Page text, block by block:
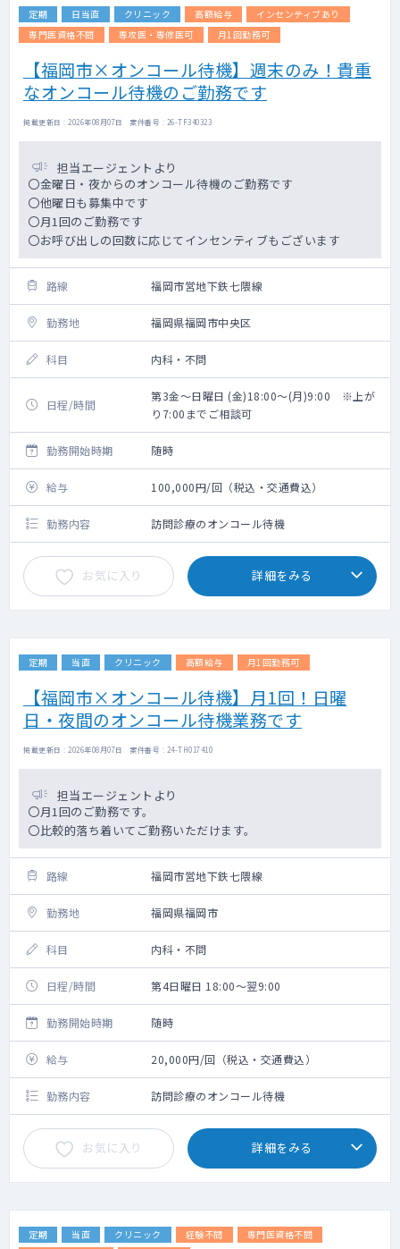
定期 日当直 クリニック 高額給与
インセンティブあり
専門医資格不問
専攻医・専修医可 月1回勤務可
【福岡市×オンコール待機】週末のみ！貴重
なオンコール待機のご勤務です
掲載更新日 : 2026年08月07日 案件番号 : 26-TF340323
担当エージェントより
〇金曜日・夜からのオンコール待機のご勤務です
〇他曜日も募集中です
〇月1回のご勤務です
〇お呼び出しの回数に応じてインセンティブもございます
路線 福岡市営地下鉄七隈線
勤務地 福岡県福岡市中央区
科目 内科・不問
日程/時間
第3金～日曜日 (金)18:00～(月)9:00 ※上が
り7:00までご相談可
勤務開始時期 随時
給与 100,000円/回（税込・交通費込）
勤務内容 訪問診療のオンコール待機
お気に入り 詳細をみる
定期 当直 クリニック 高額給与 月1回勤務可
【福岡市×オンコール待機】月1回！日曜
日・夜間のオンコール待機業務です
掲載更新日 : 2026年08月07日 案件番号 : 24-TH017410
担当エージェントより
〇月1回のご勤務です。
〇比較的落ち着いてご勤務いただけます。
路線 福岡市営地下鉄七隈線
勤務地 福岡県福岡市
科目 内科・不問
日程/時間 第4日曜日 18:00～翌9:00
勤務開始時期 随時
給与 20,000円/回（税込・交通費込）
勤務内容 訪問診療のオンコール待機
お気に入り 詳細をみる
定期 当直 クリニック 経験不問
専門医資格不問